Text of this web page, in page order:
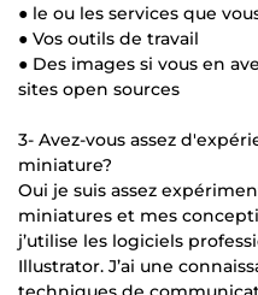
● le ou les services que
● Vos outils de travail
● Des images si vous en
sites open sources
3- Avez-vous assez
miniature?
Oui je suis assez
miniatures et mes
j’utilise les logiciels
Illustrator. J’ai une